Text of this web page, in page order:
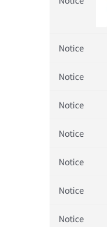
Notice
Notice
Notice
Notice
Notice
Notice
Notice